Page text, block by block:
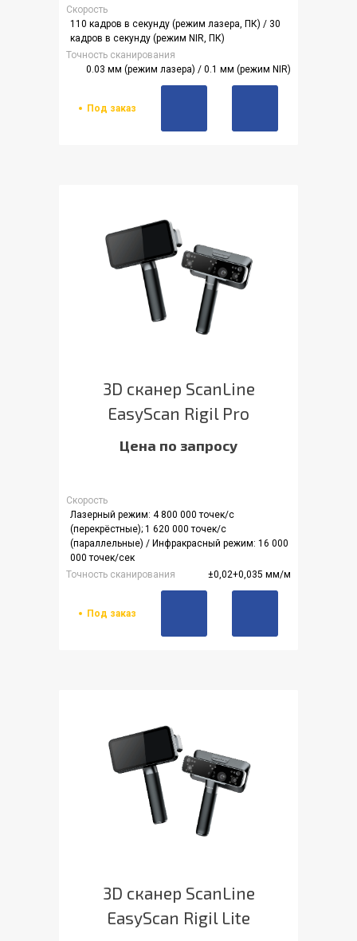
Скорость
110 кадров в секунду (режим лазера, ПК) / 30
кадров в секунду (режим NIR, ПК)
Точность сканирования
0.03 мм (режим лазера) / 0.1 мм (режим NIR)
Под заказ
3D сканер ScanLine
EasyScan Rigil Pro
Цена по запросу
Скорость
Лазерный режим: 4 800 000 точек/с
(перекрёстные); 1 620 000 точек/с
(параллельные) / Инфракрасный режим: 16 000
000 точек/сек
Точность сканирования
±0,02+0,035 мм/м
Под заказ
3D сканер ScanLine
EasyScan Rigil Lite